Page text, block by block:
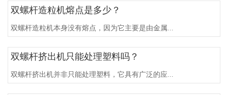
双螺杆造粒机熔点是多少？
双螺杆造粒机本身没有熔点，因为它主要是由金属...
双螺杆挤出机只能处理塑料吗？
双螺杆挤出机并非只能处理塑料，它具有广泛的应...